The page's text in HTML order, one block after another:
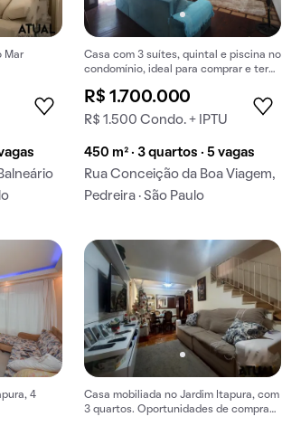
Mar
Casa com 3 suítes, quintal e piscina no
condomínio, ideal para comprar e ter
R$ 1.700.000
R$ 1.500 Condo. + IPTU
450 m² · 3 quartos · 5 vagas
Rua Conceição da Boa Viagem,
Pedreira · São Paulo
4
Casa mobiliada no Jardim Itapura, com
3 quartos. Oportunidades de compra